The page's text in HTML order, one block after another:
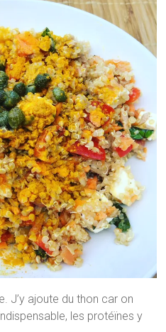
J’y ajoute du thon car on
les protéïnes y